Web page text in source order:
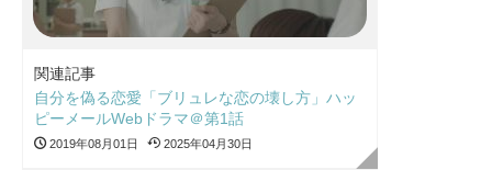
関連記事
自分を偽る恋愛「ブリュレな恋の壊し方」ハッ
ピーメールWebドラマ＠第1話
2019年08月01日 2025年04月30日